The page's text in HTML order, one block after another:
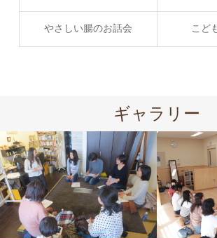
やさしい腸のお話会 こど
ギャラリー